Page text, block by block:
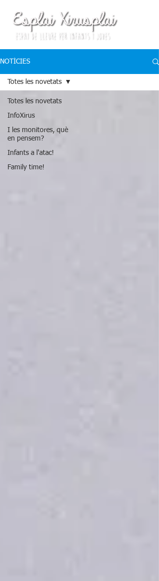
NOTÍCIES
Totes les novetats
InfoXirus
I les monitores, què
en pensem?
Infants a l'atac!
Family time!
Totes les novetats